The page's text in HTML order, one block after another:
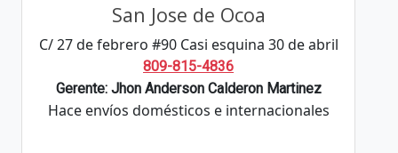
San Jose de Ocoa
C/ 27 de febrero #90 Casi esquina 30 de abril
809-815-4836
Gerente: Jhon Anderson Calderon Martinez
Hace envíos domésticos e internacionales